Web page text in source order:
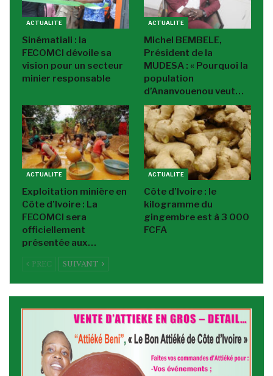
ACTUALITE
Sinématiali : la
FECOMCI dévoile sa
vision pour un secteur
minier responsable
ACTUALITE
Michel BEMBELE,
Président de la
MUDESA : « Pourquoi la
population
d’Ananvouenou veut…
ACTUALITE
Exploitation minière en
Côte d’Ivoire : La
FECOMCI sera
officiellement
présentée aux…
ACTUALITE
Côte d’Ivoire : le
kilogramme du
gingembre est à 3 000
FCFA
PREC SUIVANT